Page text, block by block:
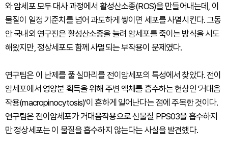
와 암세포 모두 대사 과정에서 활성산소종(ROS)을 만들어내는데, 이
물질이 일정 기준치를 넘어 과도하게 쌓이면 세포를 사멸시킨다. 그동
안 국내외 연구진은 활성산소종을 늘려 암세포를 죽이는 방식을 시도
해왔지만, 정상세포도 함께 사멸되는 부작용이 문제였다.
연구팀은 이 난제를 풀 실마리를 전이암세포의 특성에서 찾았다. 전이
암세포에서 영양분 획득을 위해 주변 액체를 흡수하는 현상인 '거대음
작용(macropinocytosis)'이 흔하게 일어난다는 점에 주목한 것이다.
연구팀은 전이암세포가 거대음작용으로 신물질 PPS03을 흡수하지
만 정상세포는 이 물질을 흡수하지 않는다는 사실을 발견했다.